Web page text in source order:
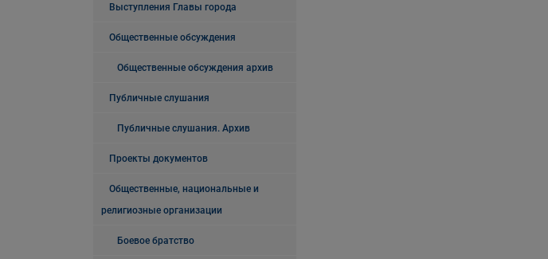
Выступления Главы города
Общественные обсуждения
Общественные обсуждения архив
Публичные слушания
Публичные слушания. Архив
Проекты документов
Общественные, национальные и
религиозные организации
Боевое братство